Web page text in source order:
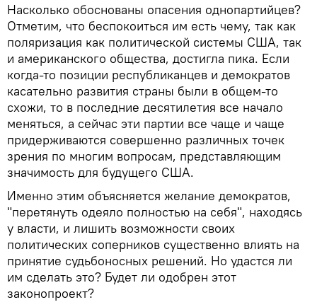
Насколько обоснованы опасения однопартийцев?
Отметим, что беспокоиться им есть чему, так как
поляризация как политической системы США, так
и американского общества, достигла пика. Если
когда-то позиции республиканцев и демократов
касательно развития страны были в общем-то
схожи, то в последние десятилетия все начало
меняться, а сейчас эти партии все чаще и чаще
придерживаются совершенно различных точек
зрения по многим вопросам, представляющим
значимость для будущего США.
Именно этим объясняется желание демократов,
"перетянуть одеяло полностью на себя", находясь
у власти, и лишить возможности своих
политических соперников существенно влиять на
принятие судьбоносных решений. Но удастся ли
им сделать это? Будет ли одобрен этот
законопроект?